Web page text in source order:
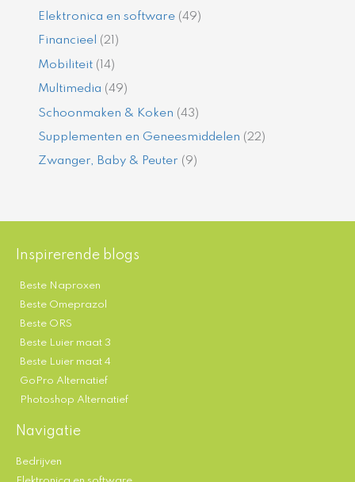
Elektronica en software (49)
Financieel (21)
Mobiliteit (14)
Multimedia (49)
Schoonmaken & Koken (43)
Supplementen en Geneesmiddelen (22)
Zwanger, Baby & Peuter (9)
Inspirerende blogs
Beste Naproxen
Beste Omeprazol
Beste ORS
Beste Luier maat 3
Beste Luier maat 4
GoPro Alternatief
Photoshop Alternatief
Navigatie
Bedrijven